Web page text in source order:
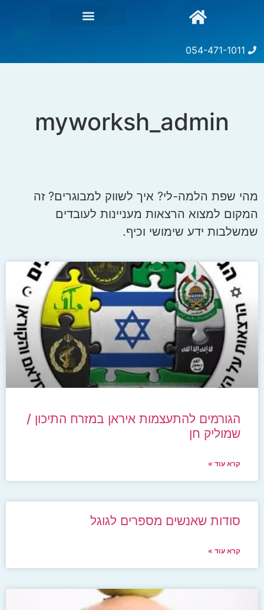
054-471-1011
myworksh_admin
מהי שפת הלמה-לי? איך לשווק למבוגרים? זה
המקום למצוא הרצאות מעניינות לעובדים
שמשלבות ידע שימושי וכיף.
הגורמים להתעצמות איראן במזרח התיכון /
שמוליק חן
קרא עוד »
סודות שאנשים מספרים לגוגל
קרא עוד »